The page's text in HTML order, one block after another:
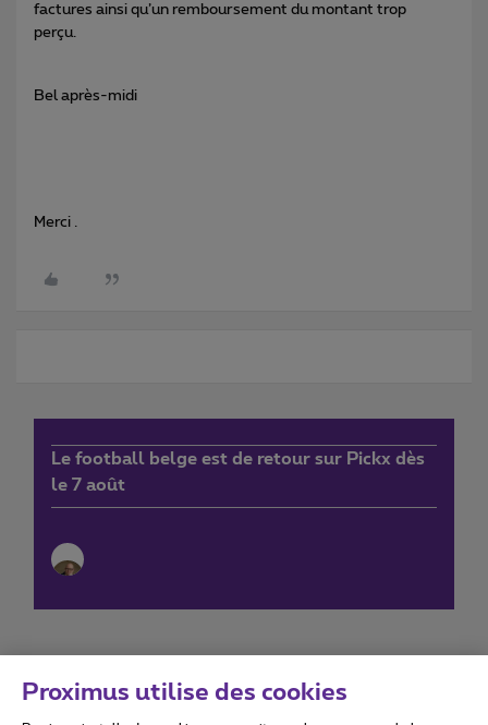
factures ainsi qu’un remboursement du montant trop
perçu.
Bel après-midi
Merci .
Le football belge est de retour sur Pickx dès
le 7 août
Proximus utilise des cookies